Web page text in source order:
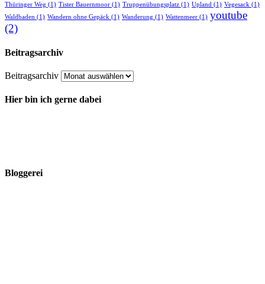
Thüringer Weg (1) Tister Bauernmoor (1) Truppenübungsplatz (1) Upland (1) Vegesack (1)
Waldbaden (1) Wandern ohne Gepäck (1) Wanderung (1) Wattenmeer (1) youtube
(2)
Beitragsarchiv
Beitragsarchiv
Hier bin ich gerne dabei
Bloggerei